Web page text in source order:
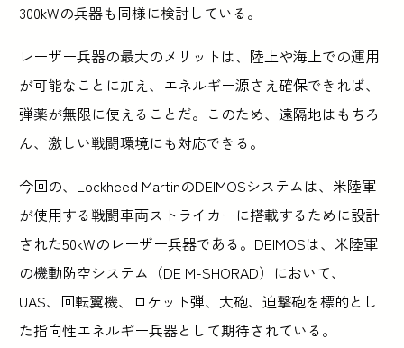
300kWの兵器も同様に検討している。
レーザー兵器の最大のメリットは、陸上や海上での運用
が可能なことに加え、エネルギー源さえ確保できれば、
弾薬が無限に使えることだ。このため、遠隔地はもちろ
ん、激しい戦闘環境にも対応できる。
今回の、Lockheed MartinのDEIMOSシステムは、米陸軍
が使用する戦闘車両ストライカーに搭載するために設計
された50kWのレーザー兵器である。DEIMOSは、米陸軍
の機動防空システム（DE M-SHORAD）において、
UAS、回転翼機、ロケット弾、大砲、迫撃砲を標的とし
た指向性エネルギー兵器として期待されている。